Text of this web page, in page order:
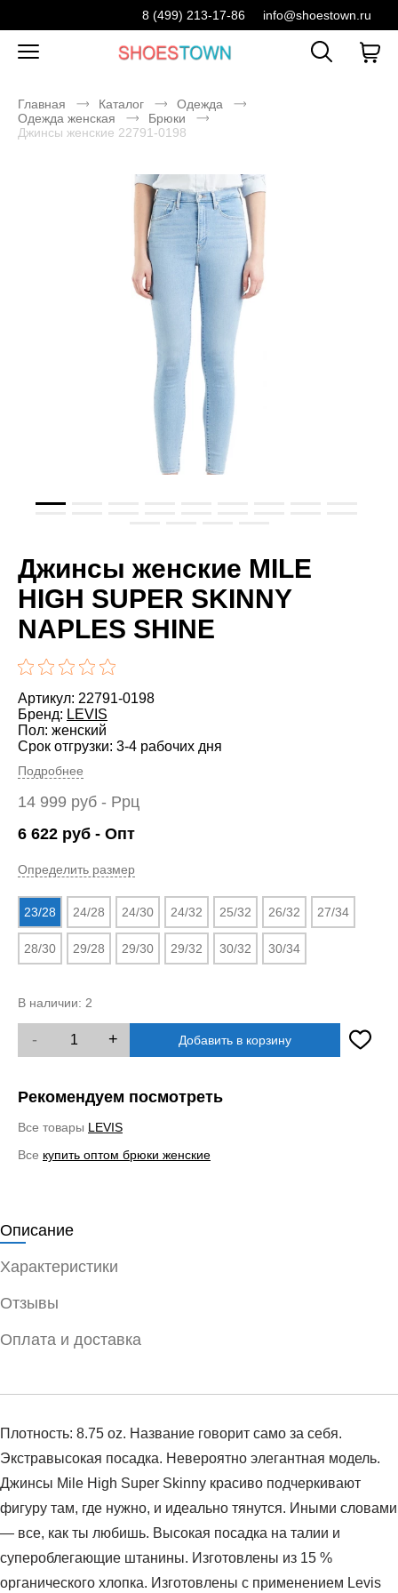
8 (499) 213-17-86 info@shoestown.ru
Главная Каталог
Одежда
Одежда женская
Брюки
Джинсы женские 22791-0198
Джинсы женские MILE
HIGH SUPER SKINNY
NAPLES SHINE
Артикул: 22791-0198
Бренд: LEVIS
Пол: женский
Срок отгрузки: 3-4 рабочих дня
Подробнее
14 999 руб - Ррц
6 622 руб - Опт
Определить размер
23/28 24/28 24/30 24/32 25/32 26/32 27/34
28/30 29/28 29/30 29/32 30/32 30/34
В наличии: 2
- + Добавить в корзину
Рекомендуем посмотреть
Все товары LEVIS
Все купить оптом брюки женские
Описание
Характеристики
Отзывы
Оплата и доставка
Плотность: 8.75 oz. Название говорит само за себя.
Экстравысокая посадка. Невероятно элегантная модель.
Джинсы Mile High Super Skinny красиво подчеркивают
фигуру там, где нужно, и идеально тянутся. Иными словами
— все, как ты любишь. Высокая посадка на талии и
супероблегающие штанины. Изготовлены из 15 %
органического хлопка. Изготовлены с применением Levis